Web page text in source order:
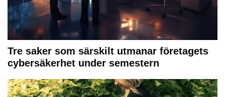
Tre saker som särskilt utmanar företagets
cybersäkerhet under semestern